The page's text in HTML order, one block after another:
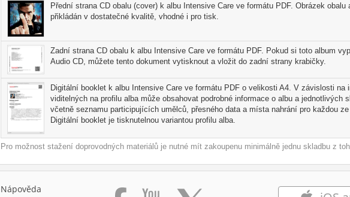
Přední strana CD obalu (cover) k albu Intensive Care ve formátu PDF. Obrázek obalu
přikládán v dostatečné kvalitě, vhodné i pro tisk.
Zadní strana CD obalu k albu Intensive Care ve formátu PDF. Pokud si toto album
Audio CD, můžete tento dokument vytisknout a vložit do zadní strany krabičky.
Digitální booklet k albu Intensive Care ve formátu PDF o velikosti A4. V závislosti na
viditelných na profilu alba může obsahovat podrobné informace o albu a jednotlivých
včetně seznamu participujících umělců, přesného data a místa nahrání pro každou ze
Digitální booklet je tisknutelnou variantou profilu alba.
Pro možnost stažení doprovodných materiálů je nutné mít zakoupenu minimálně jednu skladbu z
Nápověda